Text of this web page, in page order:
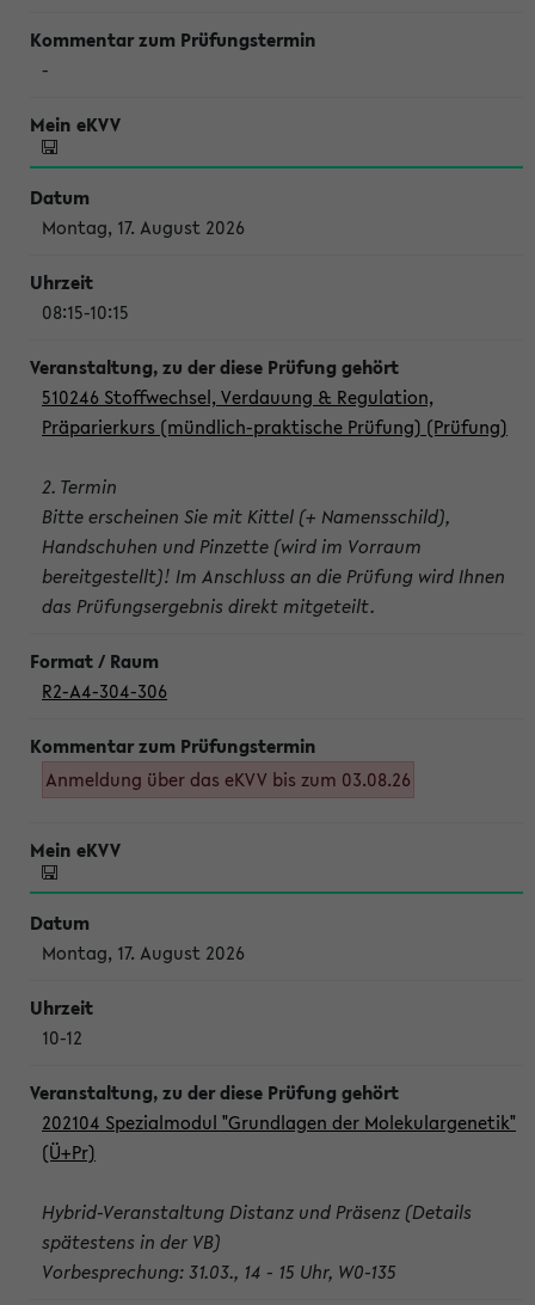
-
Montag, 17. August 2026
08:15-10:15
510246 Stoffwechsel, Verdauung & Regulation,
Präparierkurs (mündlich-praktische Prüfung) (Prüfung)
2. Termin
Bitte erscheinen Sie mit Kittel (+ Namensschild),
Handschuhen und Pinzette (wird im Vorraum
bereitgestellt)! Im Anschluss an die Prüfung wird Ihnen
das Prüfungsergebnis direkt mitgeteilt.
R2-A4-304-306
Anmeldung über das eKVV bis zum 03.08.26
Montag, 17. August 2026
10-12
202104 Spezialmodul "Grundlagen der Molekulargenetik"
(Ü+Pr)
Hybrid-Veranstaltung Distanz und Präsenz (Details
spätestens in der VB)
Vorbesprechung: 31.03., 14 - 15 Uhr, W0-135